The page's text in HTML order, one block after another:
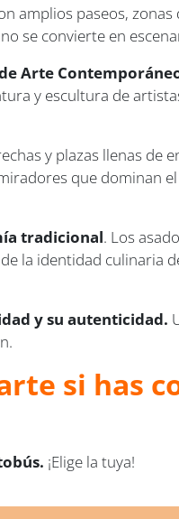
amplios paseos,
se convierte en
Arte
y escultura de
y plazas llenas
que dominan
tradicional. Los
la identidad culinaria
y su autenticidad.
si has
¡Elige la tuya!